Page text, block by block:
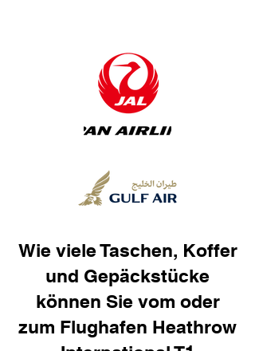
Wie viele Taschen, Koffer
und Gepäckstücke
können Sie vom oder
zum Flughafen Heathrow